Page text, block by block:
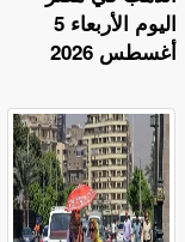
اليوم الأربعاء 5
أغسطس 2026